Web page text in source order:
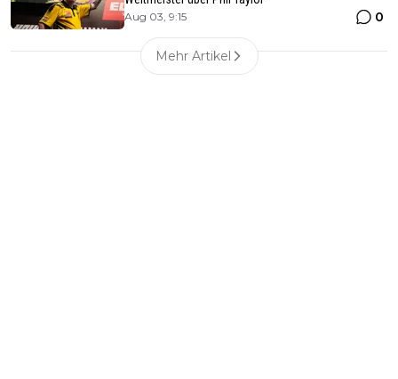
Aug 03, 9:15 0
Mehr Artikel